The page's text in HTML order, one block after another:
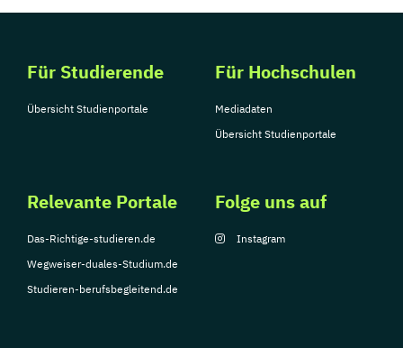
Für Studierende
Übersicht Studienportale
Für Hochschulen
Mediadaten
Übersicht Studienportale
Relevante Portale
Das-Richtige-studieren.de
Wegweiser-duales-Studium.de
Studieren-berufsbegleitend.de
Folge uns auf
Instagram